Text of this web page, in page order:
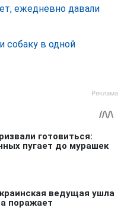
ежедневно давали
собаку в одной